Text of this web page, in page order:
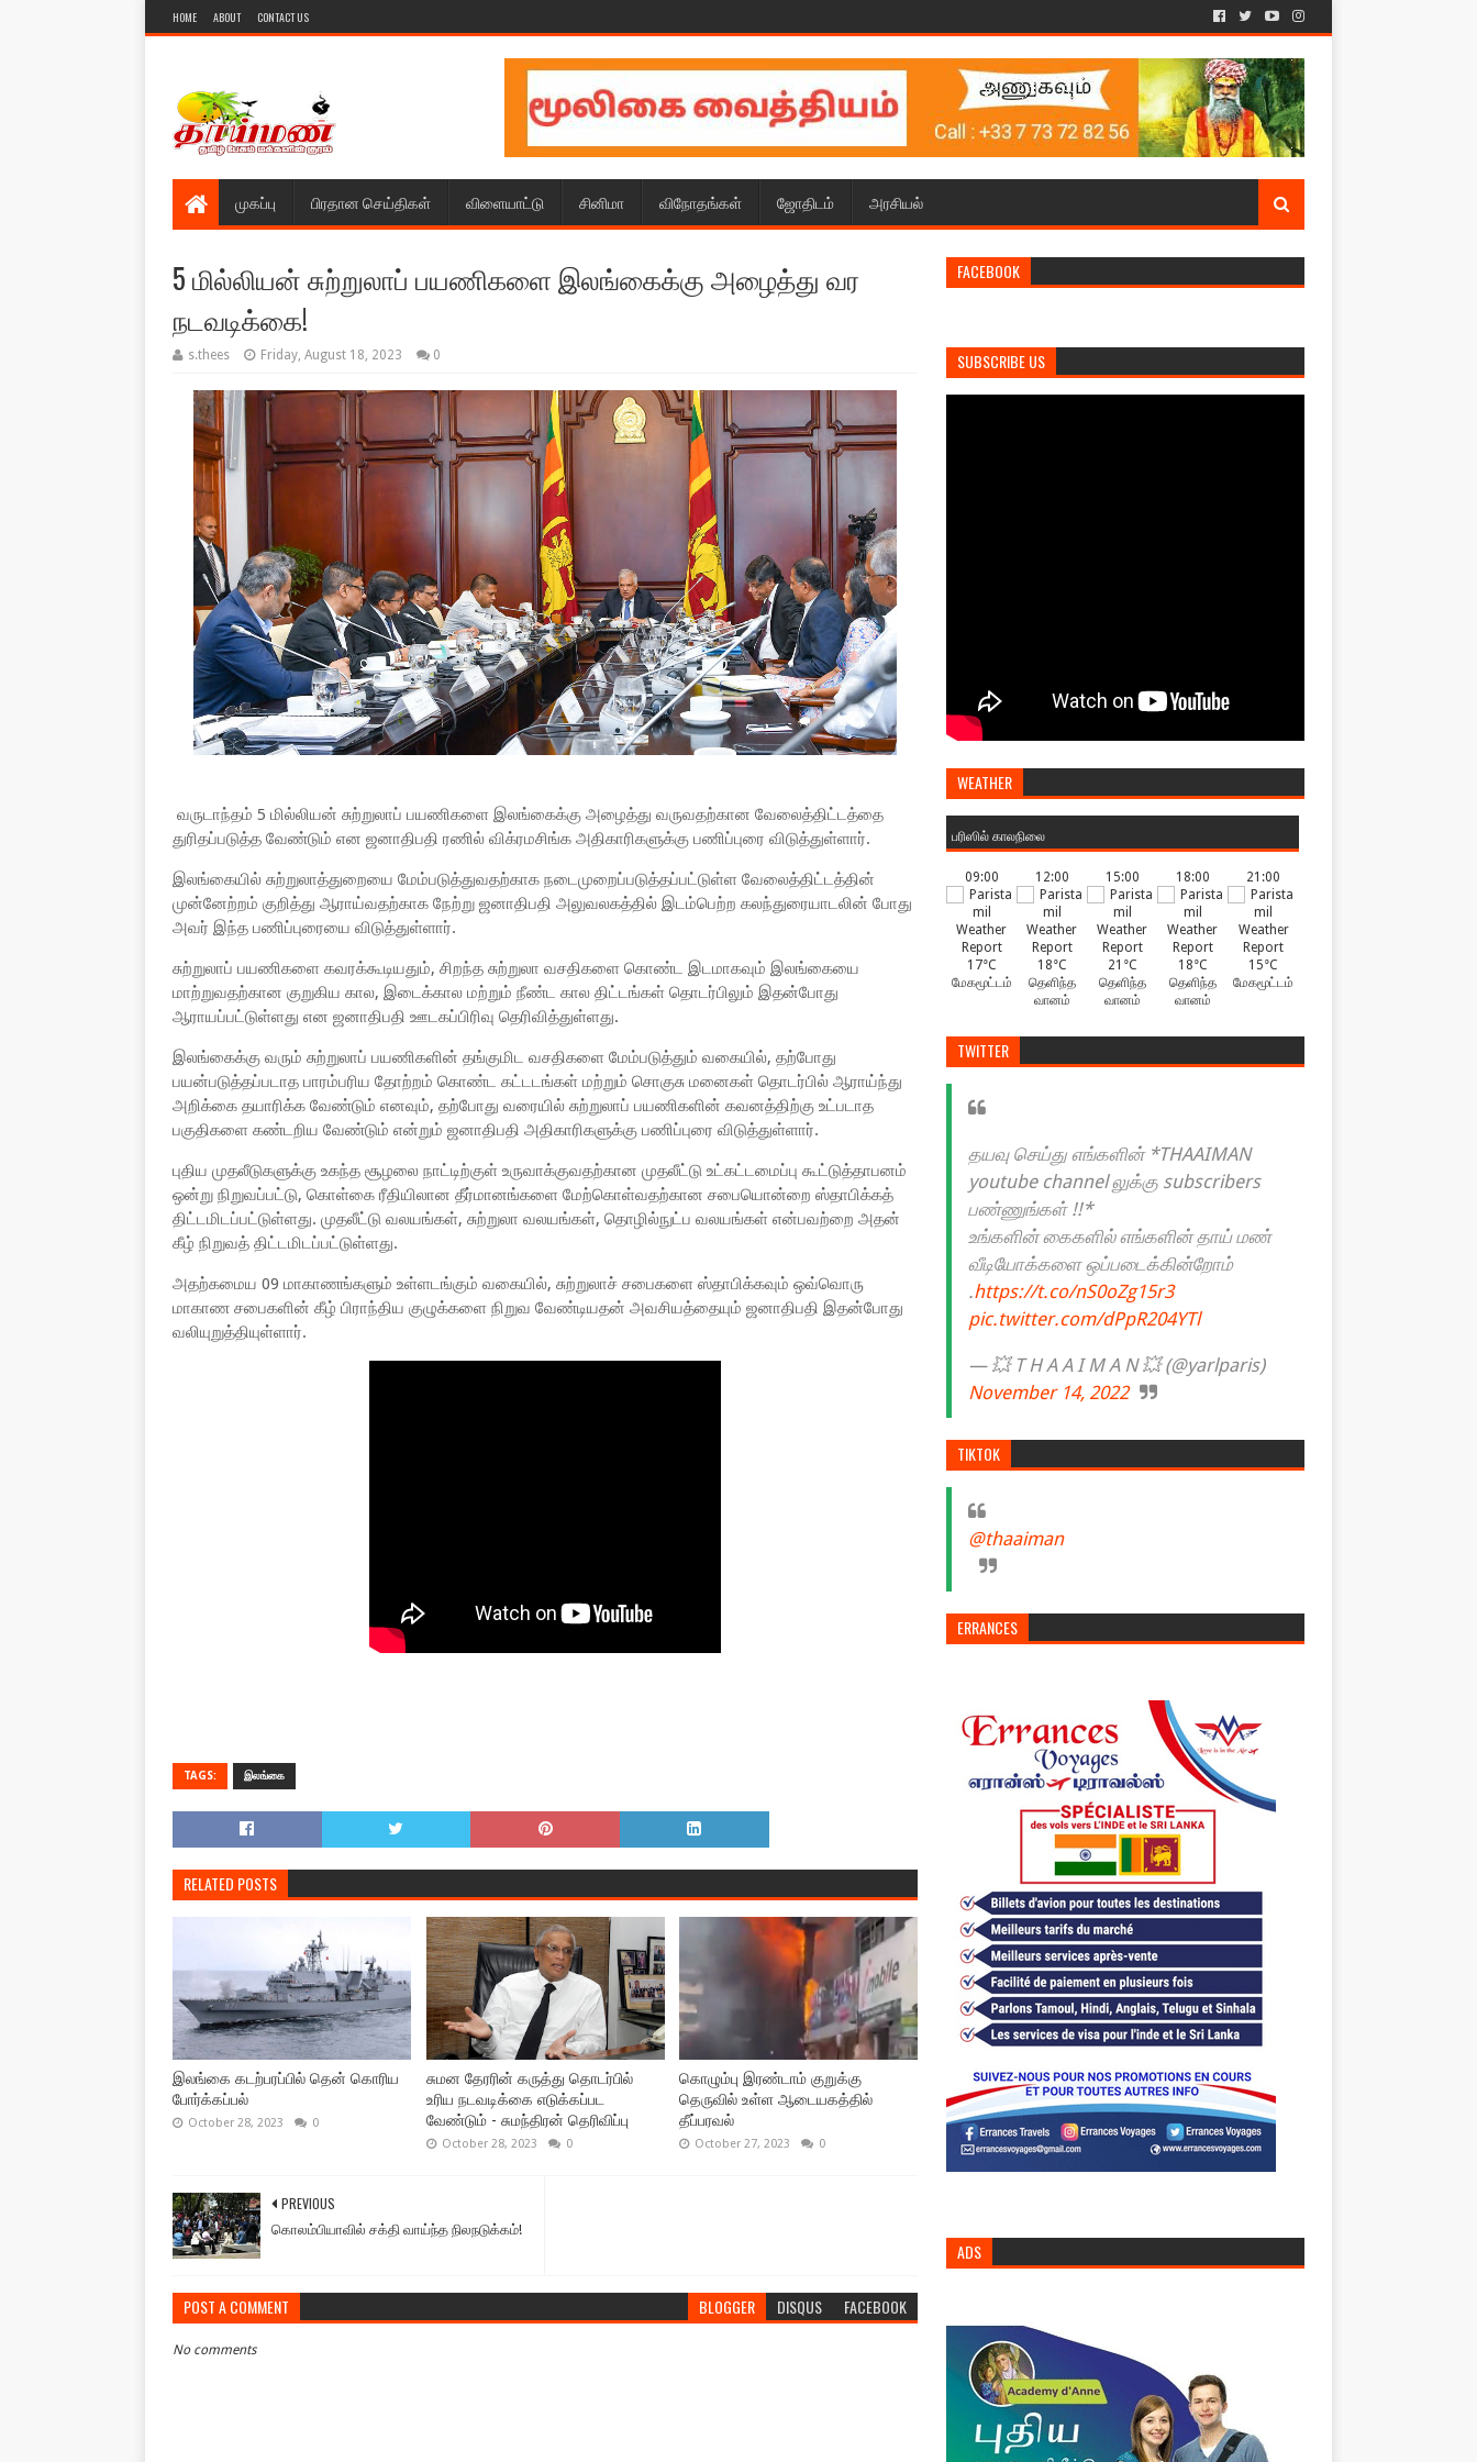
HOME ABOUT CONTACT US
முகப்பு பிரதான செய்திகள் விளையாட்டு சினிமா விநோதங்கள் ஜோதிடம் அரசியல்
5 மில்லியன் சுற்றுலாப் பயணிகளை இலங்கைக்கு அழைத்து வர
நடவடிக்கை!
s.thees Friday, August 18, 2023 0
வருடாந்தம் 5 மில்லியன் சுற்றுலாப் பயணிகளை இலங்கைக்கு அழைத்து வருவதற்கான வேலைத்திட்டத்தை
துரிதப்படுத்த வேண்டும் என ஜனாதிபதி ரணில் விக்ரமசிங்க அதிகாரிகளுக்கு பணிப்புரை விடுத்துள்ளார்.
இலங்கையில் சுற்றுலாத்துறையை மேம்படுத்துவதற்காக நடைமுறைப்படுத்தப்பட்டுள்ள வேலைத்திட்டத்தின்
முன்னேற்றம் குறித்து ஆராய்வதற்காக நேற்று ஜனாதிபதி அலுவலகத்தில் இடம்பெற்ற கலந்துரையாடலின் போது
அவர் இந்த பணிப்புரையை விடுத்துள்ளார்.
சுற்றுலாப் பயணிகளை கவரக்கூடியதும், சிறந்த சுற்றுலா வசதிகளை கொண்ட இடமாகவும் இலங்கையை
மாற்றுவதற்கான குறுகிய கால, இடைக்கால மற்றும் நீண்ட கால திட்டங்கள் தொடர்பிலும் இதன்போது
ஆராயப்பட்டுள்ளது என ஜனாதிபதி ஊடகப்பிரிவு தெரிவித்துள்ளது.
இலங்கைக்கு வரும் சுற்றுலாப் பயணிகளின் தங்குமிட வசதிகளை மேம்படுத்தும் வகையில், தற்போது
பயன்படுத்தப்படாத பாரம்பரிய தோற்றம் கொண்ட கட்டடங்கள் மற்றும் சொகுசு மனைகள் தொடர்பில் ஆராய்ந்து
அறிக்கை தயாரிக்க வேண்டும் எனவும், தற்போது வரையில் சுற்றுலாப் பயணிகளின் கவனத்திற்கு உட்படாத
பகுதிகளை கண்டறிய வேண்டும் என்றும் ஜனாதிபதி அதிகாரிகளுக்கு பணிப்புரை விடுத்துள்ளார்.
புதிய முதலீடுகளுக்கு உகந்த சூழலை நாட்டிற்குள் உருவாக்குவதற்கான முதலீட்டு உட்கட்டமைப்பு கூட்டுத்தாபனம்
ஒன்று நிறுவப்பட்டு, கொள்கை ரீதியிலான தீர்மானங்களை மேற்கொள்வதற்கான சபையொன்றை ஸ்தாபிக்கத்
திட்டமிடப்பட்டுள்ளது. முதலீட்டு வலயங்கள், சுற்றுலா வலயங்கள், தொழில்நுட்ப வலயங்கள் என்பவற்றை அதன்
கீழ் நிறுவத் திட்டமிடப்பட்டுள்ளது.
அதற்கமைய 09 மாகாணங்களும் உள்ளடங்கும் வகையில், சுற்றுலாச் சபைகளை ஸ்தாபிக்கவும் ஒவ்வொரு
மாகாண சபைகளின் கீழ் பிராந்திய குழுக்களை நிறுவ வேண்டியதன் அவசியத்தையும் ஜனாதிபதி இதன்போது
வலியுறுத்தியுள்ளார்.
TAGS: இலங்கை
RELATED POSTS
இலங்கை கடற்பரப்பில் தென் கொரிய
போர்க்கப்பல்
October 28, 2023 0
சுமன தேரரின் கருத்து தொடர்பில்
உரிய நடவடிக்கை எடுக்கப்பட
வேண்டும் - சுமந்திரன் தெரிவிப்பு
October 28, 2023 0
கொழும்பு இரண்டாம் குறுக்கு
தெருவில் உள்ள ஆடையகத்தில்
தீப்பரவல்
October 27, 2023 0
PREVIOUS
கொலம்பியாவில் சக்தி வாய்ந்த நிலநடுக்கம்!
POST A COMMENT BLOGGER DISQUS FACEBOOK
No comments
FACEBOOK
SUBSCRIBE US
WEATHER
பரிஸில் காலநிலை
09:00
17°C
மேகமூட்டம்
12:00
18°C
தெளிந்த
வானம்
15:00
21°C
தெளிந்த
வானம்
18:00
18°C
தெளிந்த
வானம்
21:00
15°C
மேகமூட்டம்
TWITTER
தயவு செய்து எங்களின் *THAAIMAN
youtube channel லுக்கு subscribers
பண்ணுங்கள் !!*
உங்களின் கைகளில் எங்களின் தாய் மண்
வீடியோக்களை ஒப்படைக்கின்றோம்
.https://t.co/nS0oZg15r3
pic.twitter.com/dPpR204YTl
— 💥 T H A A I M A N 💥 (@yarlparis)
November 14, 2022
TIKTOK
@thaaiman
ERRANCES
ADS